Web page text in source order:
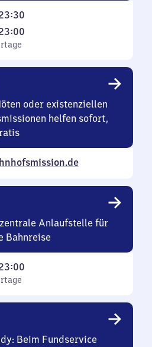
oder existenziellen
helfen sofort,
Anlaufstelle für
Bahnreise
Beim Fundservice